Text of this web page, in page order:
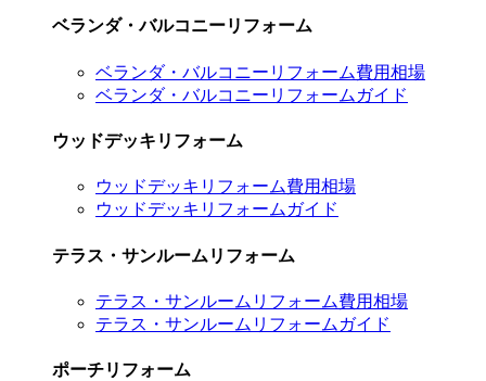
ベランダ・バルコニーリフォーム
ベランダ・バルコニーリフォーム費用相場
ベランダ・バルコニーリフォームガイド
ウッドデッキリフォーム
ウッドデッキリフォーム費用相場
ウッドデッキリフォームガイド
テラス・サンルームリフォーム
テラス・サンルームリフォーム費用相場
テラス・サンルームリフォームガイド
ポーチリフォーム